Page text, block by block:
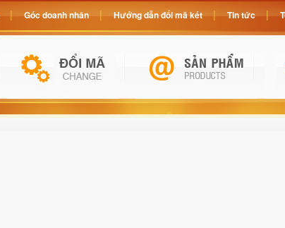
Góc doanh nhân Hướng dẫn đổi mã két Tin tức